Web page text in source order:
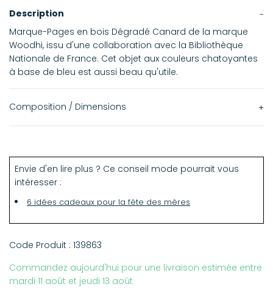
Description
Marque-Pages en bois Dégradé Canard de la marque
Woodhi, issu d'une collaboration avec la Bibliothèque
Nationale de France. Cet objet aux couleurs chatoyantes
à base de bleu est aussi beau qu'utile.
Composition / Dimensions
10 x 15 cm
Envie d'en lire plus ? Ce conseil mode pourrait vous
intéresser :
6 idées cadeaux pour la fête des mères
Code Produit : 139863
Commandez aujourd'hui pour une livraison estimée entre
mardi 11 août et jeudi 13 août